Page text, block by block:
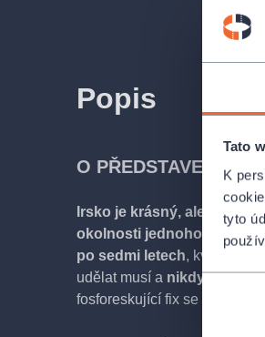
Tato
K
tyto
Popis
O PŘEDSTAVENÍ
Irsko je krásný, ale žít tam
okolnosti jednoho
po sedmi letech, kvůli
udělat musí a nikdy neví,
fosforeskující fix se k